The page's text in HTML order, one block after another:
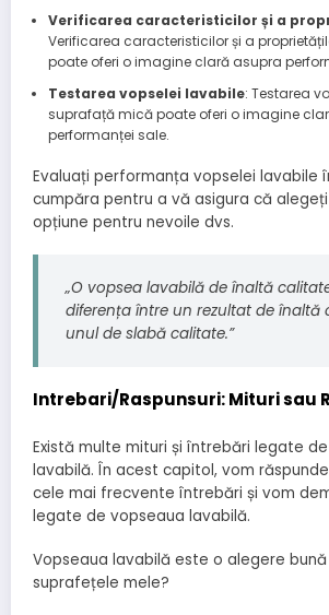
Verificarea caracteristicilor și a
Verificarea caracteristicilor și a
poate oferi o imagine clară asupra
Testarea vopselei lavabile: Testarea
suprafață mică poate oferi o imagine
performanței sale.
Evaluați performanța vopselei lavabile
cumpăra pentru a vă asigura că
opțiune pentru nevoile dvs.
„O vopsea lavabilă de înaltă
diferența între un rezultat de înaltă
unul de slabă calitate.”
Intrebari/Raspunsuri: Mituri sau
Există multe mituri și întrebări legate
lavabilă. În acest capitol, vom
cele mai frecvente întrebări și vom
legate de vopseaua lavabilă.
Vopseaua lavabilă este o alegere
suprafețele mele?